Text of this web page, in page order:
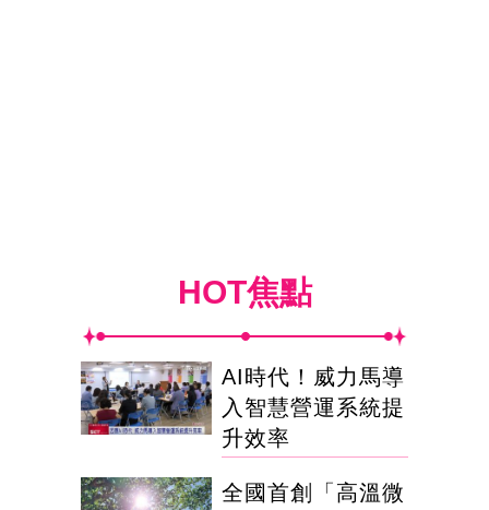
HOT焦點
AI時代！威力馬導
入智慧營運系統提
升效率
全國首創「高溫微